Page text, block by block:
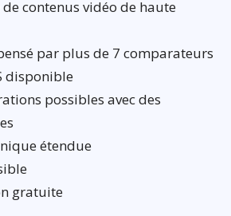
de contenus vidéo de haute
par plus de 7 comparateurs
disponible
possibles avec des
étendue
gratuite